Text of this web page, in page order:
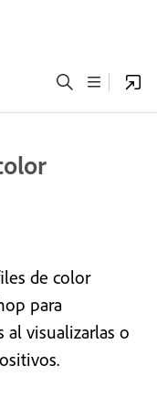
de color
para
visualizarlas o